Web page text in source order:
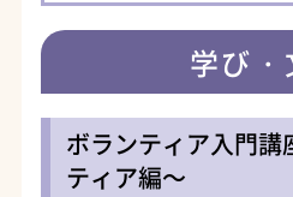
学び・
ボランティア入門講
ティア編～